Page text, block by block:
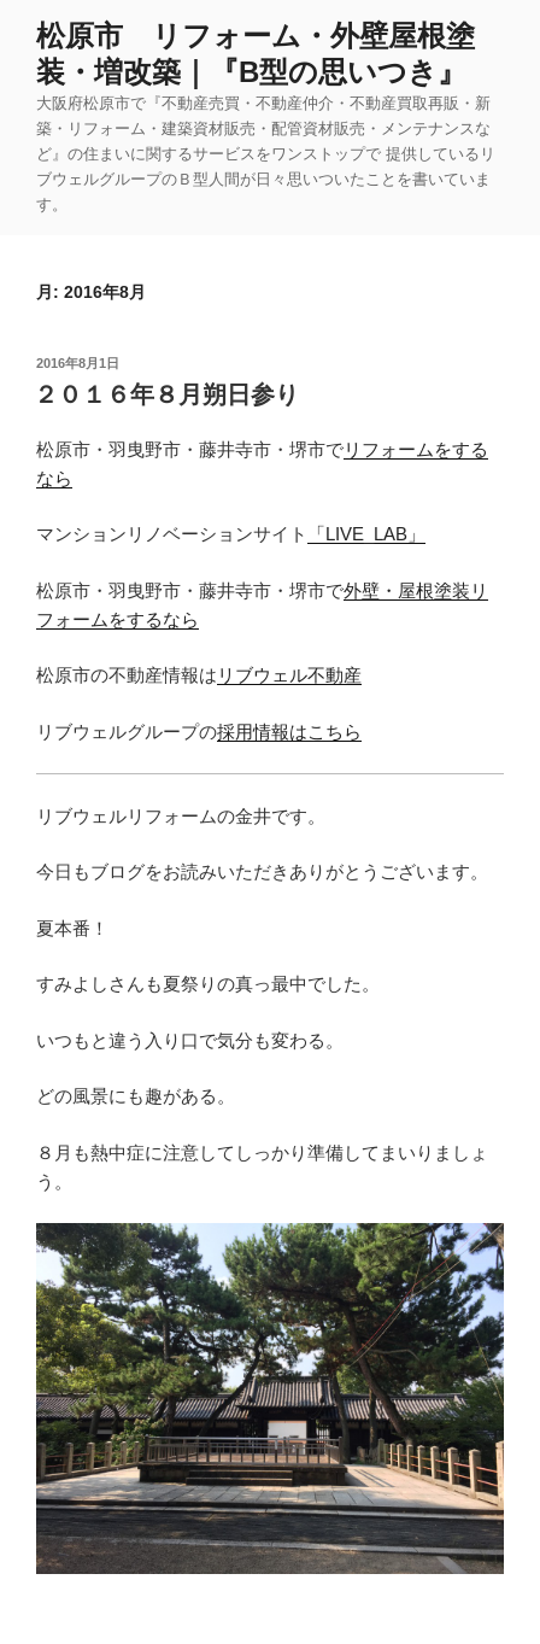
松原市 リフォーム・外壁屋根塗
装・増改築｜『B型の思いつき』
大阪府松原市で『不動産売買・不動産仲介・不動産買取再販・新
築・リフォーム・建築資材販売・配管資材販売・メンテナンスな
ど』の住まいに関するサービスをワンストップで 提供しているリ
ブウェルグループのＢ型人間が日々思いついたことを書いていま
す。
月: 2016年8月
投
稿
日:
2016年8月1日
２０１６年８月朔日参り
松原市・羽曳野市・藤井寺市・堺市でリフォームをする
なら
マンションリノベーションサイト 「LIVE_LAB」
松原市・羽曳野市・藤井寺市・堺市で外壁・屋根塗装リ
フォームをするなら
松原市の不動産情報は リブウェル不動産
リブウェルグループの採用情報はこちら
リブウェルリフォームの金井です。
今日もブログをお読みいただきありがとうございます。
夏本番！
すみよしさんも夏祭りの真っ最中でした。
いつもと違う入り口で気分も変わる。
どの風景にも趣がある。
８月も熱中症に注意してしっかり準備してまいりましょ
う。